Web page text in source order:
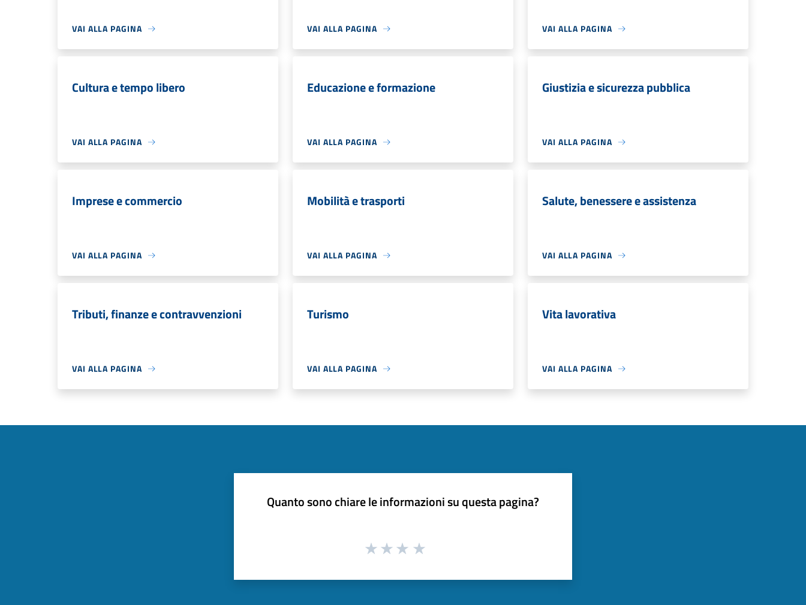
VAI ALLA PAGINA VAI ALLA PAGINA VAI ALLA PAGINA
Cultura e tempo libero
VAI ALLA PAGINA
Educazione e formazione
VAI ALLA PAGINA
Giustizia e sicurezza pubblica
VAI ALLA PAGINA
Imprese e commercio
VAI ALLA PAGINA
Mobilità e trasporti
VAI ALLA PAGINA
Salute, benessere e assistenza
VAI ALLA PAGINA
Tributi, finanze e contravvenzioni
VAI ALLA PAGINA
Turismo
VAI ALLA PAGINA
Vita lavorativa
VAI ALLA PAGINA
Quanto sono chiare le informazioni su questa pagina?